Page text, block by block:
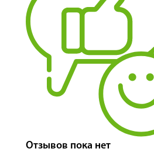
Отзывов пока нет